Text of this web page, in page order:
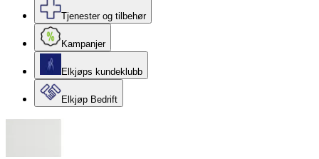
Tjenester og tilbehør
Kampanjer
Elkjøps kundeklubb
Elkjøp Bedrift